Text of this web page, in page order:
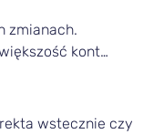
zmianach.
kont…
wstecznie czy